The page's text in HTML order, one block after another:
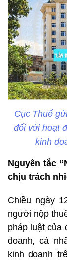
Cục Thuế
đối với hoạt
kinh
Nguyên tắc
chịu trách
Chiều ngày
người nộp
pháp luật của
doanh, cá
kinh doanh